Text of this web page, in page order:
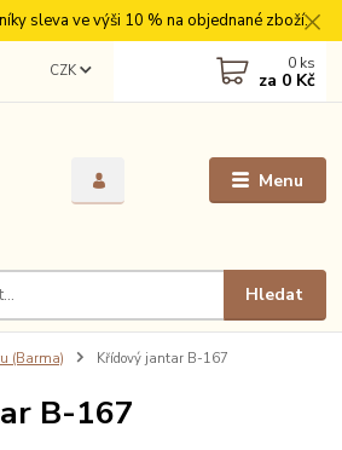
sleva ve výši 10 % na objednané zboží.
Menu
CZK
Hledat
0 ks
za 0 Kč
(Barma) Křídový jantar B-167
B-167